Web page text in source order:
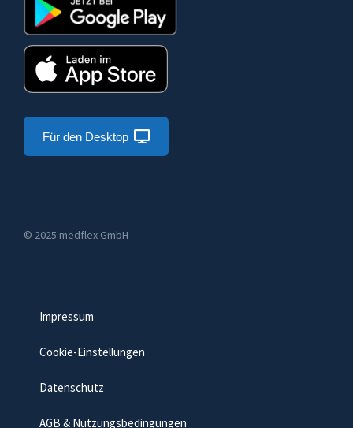
Für den Desktop
© 2025 medflex GmbH
Impressum
Cookie-Einstellungen
Datenschutz
AGB & Nutzungsbedingungen